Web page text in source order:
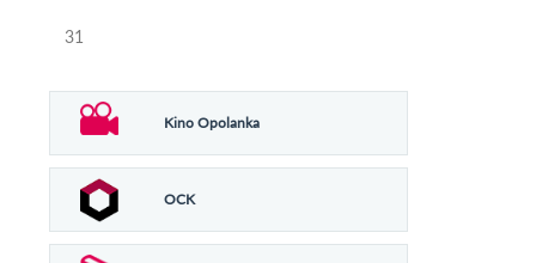
31
Kino Opolanka
OCK